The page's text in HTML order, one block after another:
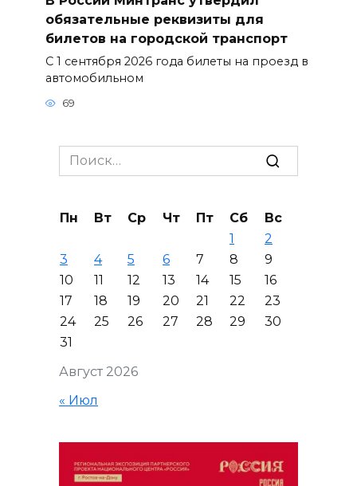
обязательные реквизиты для
билетов на городской транспорт
С 1 сентября 2026 года билеты на проезд в
автомобильном
69
Search
for:
Август 2026
Пн Вт Ср Чт Пт Сб
Вс
1
2
3
4 5 6 7 8
9
10
11 12 13 14 15
16
17
18 19 20 21 22
23
24
25 26 27 28 29
30
31
« Июл